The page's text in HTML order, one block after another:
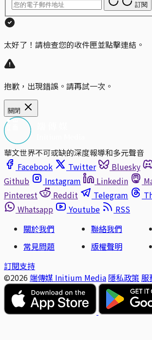
訂閱
太好了！請檢查您的收件匣並點擊連結。
抱歉，出現錯誤。請再試一次。
關閉
華文世界不可或缺的深度報導和多元聲音
Facebook
Twitter Bluesky
Github
Instagram Linkedin
Pinterest
Reddit Telegram
Whatsapp
Youtube
RSS
關於我們
聯絡我們
常見問題
版權聲明
訂閱支持
©2026 端傳媒 Initium Media 隱私政策 服